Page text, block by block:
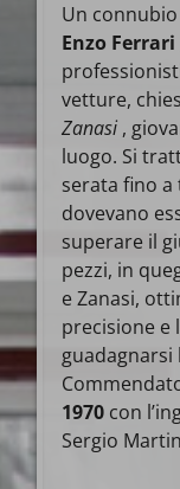
Un
Enzo Ferrari
vetture,
Zanasi ,
luogo. Si
serata fino
dovevano
superare il
pezzi, in
e Zanasi,
precisione e
guadagnarsi
1970 con
Sergio